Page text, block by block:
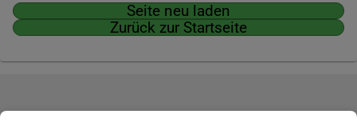
Seite neu laden
Zurück zur Startseite